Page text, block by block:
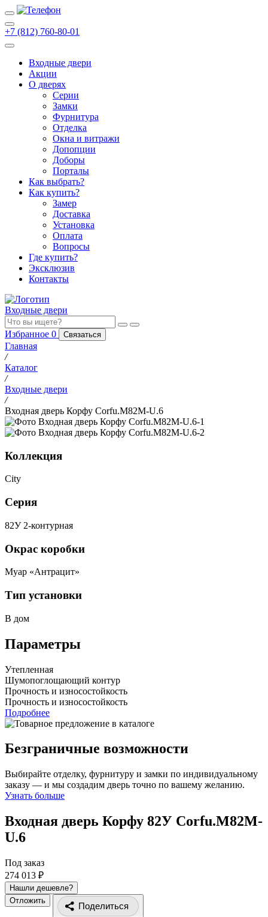
+7 (812) 760-80-01
Входные двери
Акции
О дверях
Cерии
Замки
Фурнитура
Отделка
Окна и витражи
Допопции
Доборы
Порталы
Как выбрать?
Как купить?
Замер
Доставка
Установка
Оплата
Вопросы
Где купить?
Эксклюзив
Контакты
Входные двери
Избранное 0 Связаться
Главная
/
Каталог
/
Входные двери
/
Входная дверь Корфу Corfu.M82M-U.6
Коллекция
City
Серия
82У 2-контурная
Окрас коробки
Муар «Антрацит»
Тип установки
В дом
Параметры
Утепленная
Шумопоглощающий контур
Прочность и износостойкость
Прочность и износостойкость
Подробнее
Безграничные возможности
Выбирайте отделку, фурнитуру и замки по индивидуальному
заказу — и мы создадим дверь точно по вашему желанию.
Узнать больше
Входная дверь Корфу 82У Corfu.M82M-
U.6
Под заказ
274 013 ₽
Нашли дешевле?
Отложить
Поделиться